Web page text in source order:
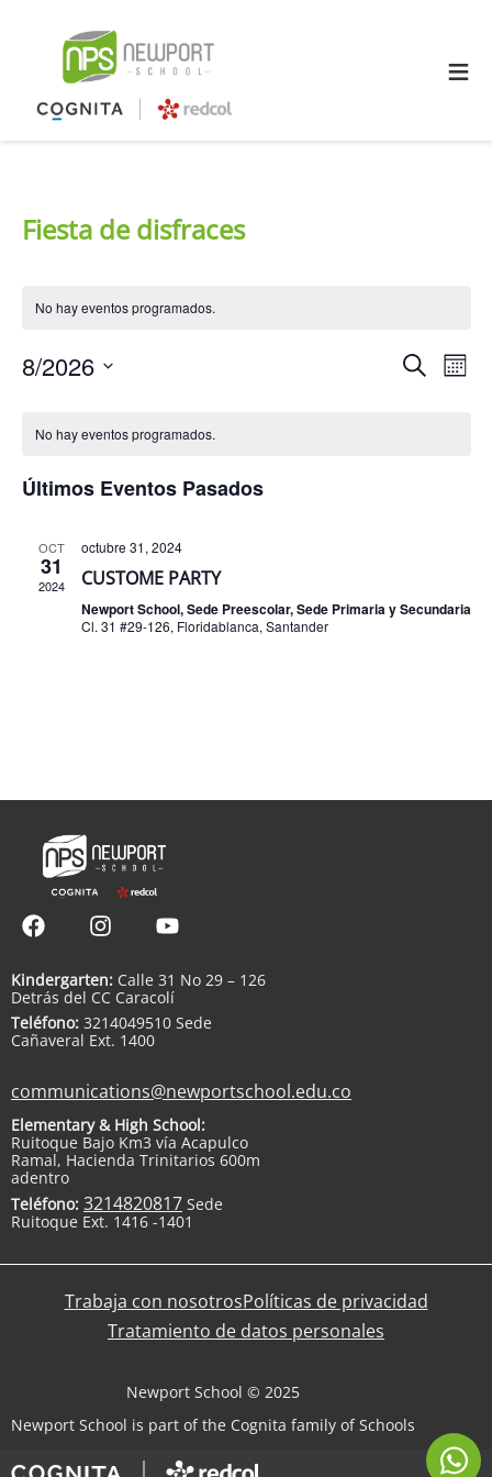
≡
Fiesta de disfraces
No hay eventos programados.
Buscar
Mes
8/2026
fecha.
Calendario
de
Eventos
No hay eventos programados.
Últimos Eventos Pasados
OCT
31
2024
octubre 31, 2024
CUSTOME PARTY
Newport School, Sede Preescolar, Sede Primaria y Secundaria
Cl. 31 #29-126, Floridablanca, Santander
Kindergarten: Calle 31 No 29 – 126
Detrás del CC Caracolí
Teléfono: 3214049510 Sede
Cañaveral Ext. 1400
communications@newportschool.edu.co
Elementary & High School:
Ruitoque Bajo Km3 vía Acapulco
Ramal, Hacienda Trinitarios 600m
adentro
Teléfono: 3214820817 Sede
Ruitoque Ext. 1416 -1401
Trabaja con nosotrosPolíticas de privacidad
Tratamiento de datos personales
Newport School © 2025
Newport School is part of the Cognita family of Schools